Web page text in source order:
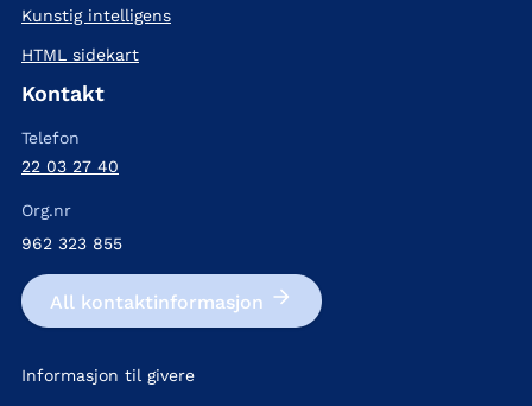
Kunstig intelligens
HTML sidekart
Kontakt
Telefon
22 03 27 40
Org.nr
962 323 855
All kontakt­informasjon
Informasjon til givere